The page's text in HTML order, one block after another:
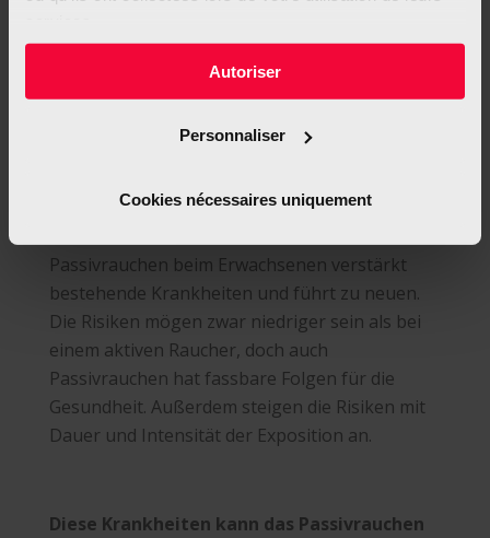
Autoriser
Personnaliser
Cookies nécessaires uniquement
Beim Erwachsenen
Passivrauchen beim Erwachsenen verstärkt
bestehende Krankheiten und führt zu neuen.
Die Risiken mögen zwar niedriger sein als bei
einem aktiven Raucher, doch auch
Passivrauchen hat fassbare Folgen für die
Gesundheit. Außerdem steigen die Risiken mit
Dauer und Intensität der Exposition an.
Diese Krankheiten kann das Passivrauchen